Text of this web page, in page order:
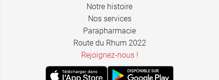
Notre histoire
Nos services
Parapharmacie
Route du Rhum 2022
Rejoignez-nous !